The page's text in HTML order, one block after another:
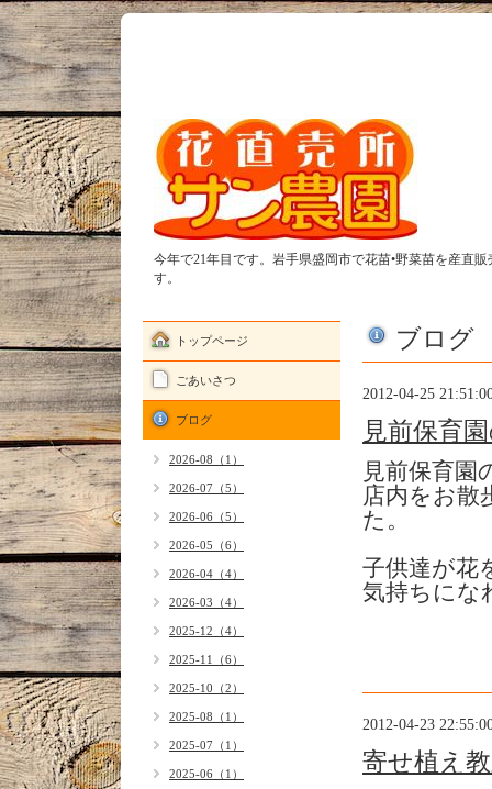
今年で21年目です。岩手県盛岡市で花苗•野菜苗を産直
す。
ブログ
2012-04-25
見前保育
見前保育園
店内をお散
た。
子供達が花
気持ちにな
2012-04-23
寄せ植え
トップページ
ごあいさつ
ブログ
2026-08（1）
2026-07（5）
2026-06（5）
2026-05（6）
2026-04（4）
2026-03（4）
2025-12（4）
2025-11（6）
2025-10（2）
2025-08（1）
2025-07（1）
2025-06（1）